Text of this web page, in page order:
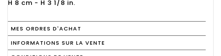
MES ORDRES D'ACHAT
INFORMATIONS SUR LA VENTE